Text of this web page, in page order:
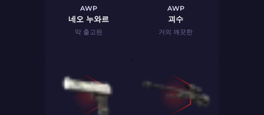
AWP
네오 누와르
막 출고된
AWP
괴수
거의 깨끗한